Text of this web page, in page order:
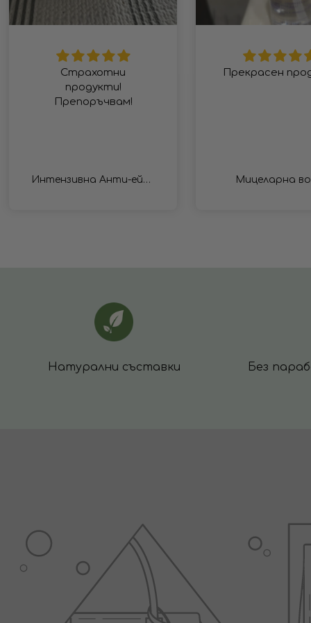
Страхотни
продукти!
Препоръчвам!
Интензивна Анти-ейдж терапия с озаряващ ефект
Прекрасен
Мицеларна
Натурални съставки Без